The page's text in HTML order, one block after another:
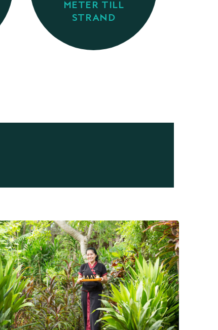
METER TILL
STRAND